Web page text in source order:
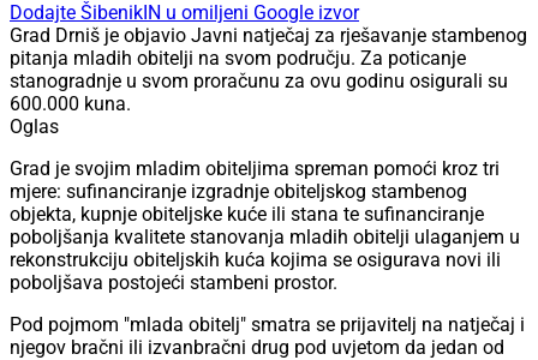
Dodajte ŠibenikIN u omiljeni Google izvor
Grad Drniš je objavio Javni natječaj za rješavanje stambenog
pitanja mladih obitelji na svom području. Za poticanje
stanogradnje u svom proračunu za ovu godinu osigurali su
600.000 kuna.
Oglas
Grad je svojim mladim obiteljima spreman pomoći kroz tri
mjere: sufinanciranje izgradnje obiteljskog stambenog
objekta, kupnje obiteljske kuće ili stana te sufinanciranje
poboljšanja kvalitete stanovanja mladih obitelji ulaganjem u
rekonstrukciju obiteljskih kuća kojima se osigurava novi ili
poboljšava postojeći stambeni prostor.
Pod pojmom "mlada obitelj" smatra se prijavitelj na natječaj i
njegov bračni ili izvanbračni drug pod uvjetom da jedan od